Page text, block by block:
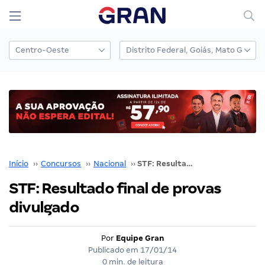
Início ›› Concursos ›› Nacional ›› STF: Resultado final de provas divulgado
STF: Resultado final de provas
divulgado
Por Equipe Gran
Publicado em 17/01/14
0 min. de leitura